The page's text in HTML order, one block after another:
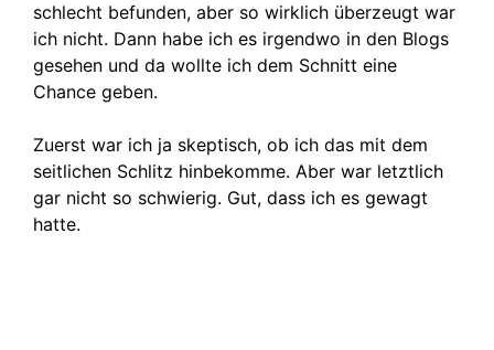
schlecht befunden, aber so wirklich überzeugt war
ich nicht. Dann habe ich es irgendwo in den Blogs
gesehen und da wollte ich dem Schnitt eine
Chance geben.
Zuerst war ich ja skeptisch, ob ich das mit dem
seitlichen Schlitz hinbekomme. Aber war letztlich
gar nicht so schwierig. Gut, dass ich es gewagt
hatte.